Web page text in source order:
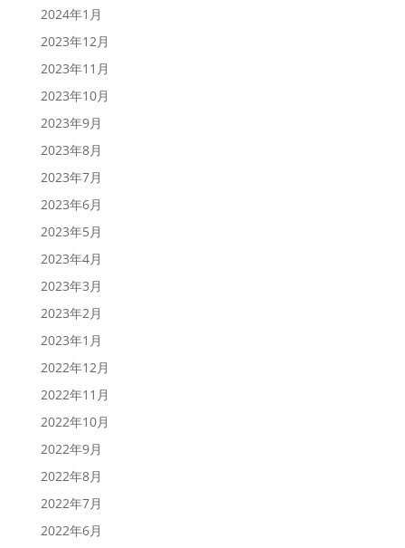
2024年1月
2023年12月
2023年11月
2023年10月
2023年9月
2023年8月
2023年7月
2023年6月
2023年5月
2023年4月
2023年3月
2023年2月
2023年1月
2022年12月
2022年11月
2022年10月
2022年9月
2022年8月
2022年7月
2022年6月